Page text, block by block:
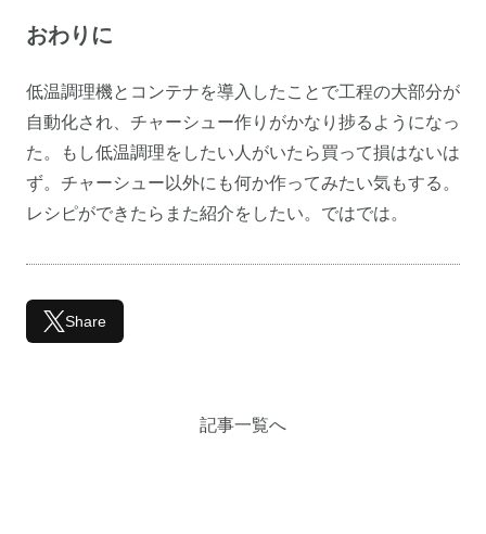
おわりに
低温調理機とコンテナを導入したことで工程の大部分が
自動化され、チャーシュー作りがかなり捗るようになっ
た。もし低温調理をしたい人がいたら買って損はないは
ず。チャーシュー以外にも何か作ってみたい気もする。
レシピができたらまた紹介をしたい。ではでは。
Share
記事一覧へ